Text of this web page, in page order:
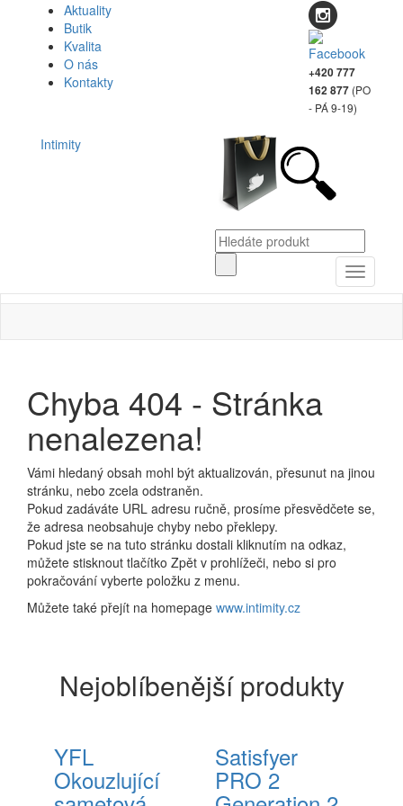
Aktuality
Butik
Kvalita
O nás
Kontakty
+420 777
162 877 (PO
- PÁ 9-19)
Intimity
Toggle
Chyba 404 - Stránka
nenalezena!
Vámi hledaný obsah mohl být aktualizován, přesunut na jinou
stránku, nebo zcela odstraněn.
Pokud zadáváte URL adresu ručně, prosíme přesvědčete se,
že adresa neobsahuje chyby nebo překlepy.
Pokud jste se na tuto stránku dostali kliknutím na odkaz,
můžete stisknout tlačítko Zpět v prohlížeči, nebo si pro
pokračování vyberte položku z menu.
Můžete také přejít na homepage www.intimity.cz
Nejoblíbenější produkty
YFL
Okouzlující
Satisfyer
PRO 2